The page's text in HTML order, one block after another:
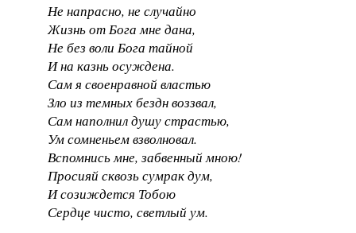
Не напрасно, не случайно
Жизнь от Бога мне дана,
Не без воли Бога тайной
И на казнь осуждена.
Сам я своенравной властью
Зло из темных бездн воззвал,
Сам наполнил душу страстью,
Ум сомненьем взволновал.
Вспомнись мне, забвенный мною!
Просияй сквозь сумрак дум,
И созиждется Тобою
Сердце чисто, светлый ум.